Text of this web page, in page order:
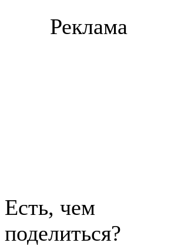
Реклама
Есть, чем
поделиться?